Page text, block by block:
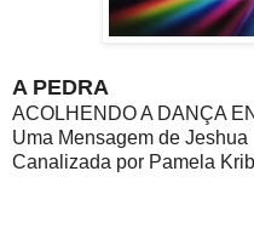
A PEDRA
ACOLHENDO A DANÇA
Uma Mensagem de Jeshua
Canalizada por Pamela